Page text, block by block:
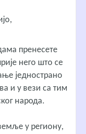
пренесете
него што се
једнострано
и у вези са тим
народа.
у региону,